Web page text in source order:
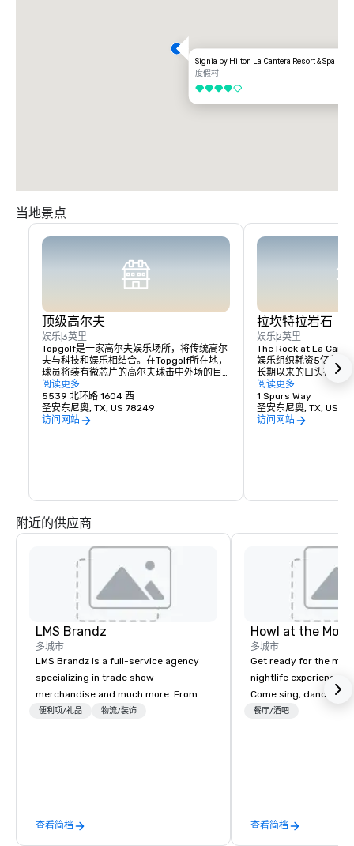
继续沿 10 号州际公路向西行驶至拉坎特拉公园大道，然后左转。
度假村入口位于向前 0.75 英里处的右侧。
Signia by Hilton La Cantera Resort & Spa
度假村
4/5
当地景点
顶级高尔夫
娱乐 3英里
Topgolf是一家高尔夫娱乐场所，将传统高尔
夫与科技和娱乐相结合。在Topgolf所在地，
球员将装有微芯片的高尔夫球击中外场的目
标，根据精度和距离得分。目标配备了传感
器，可以跟踪每个球的精度和距离，并且玩
家的分数会在击球区的屏幕上实时更新。
Topgolf设施还提供食物和饮料、音乐和其他
阅读更多
5539 北环路 1604 西
圣安东尼奥, TX, US 78249
访问网站
拉坎特拉岩石
娱乐2英里
The Rock at La
娱乐组织耗资5亿美元
长期以来的口头禅的
击” 致敬。重整旗鼓的
对成功的定义提供了
计，而是对每日渐进
阅读更多
1 Spurs Way
圣安东尼奥, TX, US
访问网站
附近的供应商
LMS Brandz
多城市
LMS Brandz is a full-service agency
specializing in trade show
merchandise and much more. From
booth giveaways and branded apparel
years of industry experience and
commitment to exceptional customer
便利项/礼品 物流/装饰
查看简档
Howl at the Moon
多城市
Get ready for the
nightlife experience
Come sing, dance
most versatile and
party, bachelor party,
corporate event) or
餐厅/酒吧
查看简档